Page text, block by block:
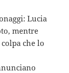
Lucia
mentre
che lo